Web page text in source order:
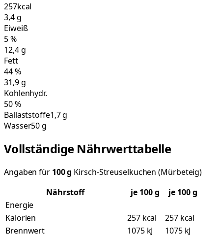
257kcal
3,4g
Eiweiß
5%
12,4g
Fett
44%
31,9g
Kohlenhydr.
50%
Ballaststoffe1,7 g
Wasser50 g
Vollständige Nährwerttabelle
Angaben für 100g Kirsch-Streuselkuchen (Mürbeteig)
Nährstoff
je 100g
je 100 g
Energie
Kalorien
257 kcal
257 kcal
Brennwert
1075 kJ 1075 kJ